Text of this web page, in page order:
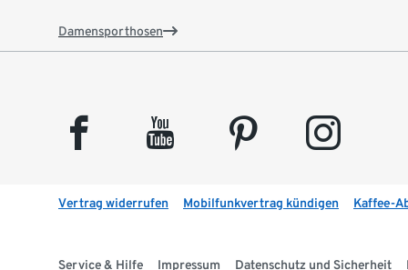
Damensporthosen
facebook youtube pinterest instagram
Vertrag widerrufen Mobilfunkvertrag kündigen Kaffee-
Service & Hilfe Impressum Datenschutz und Sicherheit